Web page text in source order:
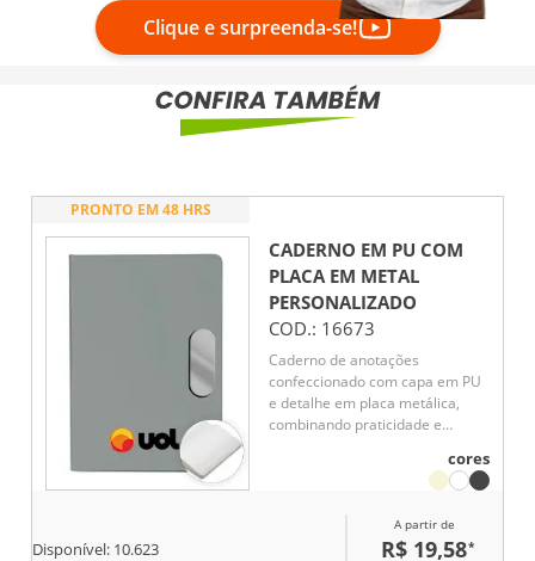
Clique e surpreenda-se!
PRONTO EM 48 HRS
CADERNO EM PU COM
PLACA EM METAL
PERSONALIZADO
COD.: 16673
Caderno de anotações
confeccionado com capa em PU
e detalhe em placa metálica,
combinando praticidade e
80 folhas pautadas em papel 70
g/m², ideais para registros,
dia. Uma excelente opção de
brinde corporativo para
cores
Disponível: 10.623
A partir de
R$ 19,58*